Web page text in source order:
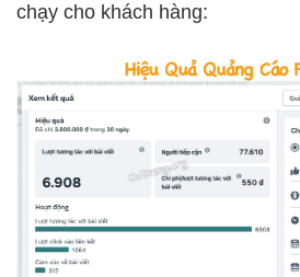
chạy cho khách hàng: